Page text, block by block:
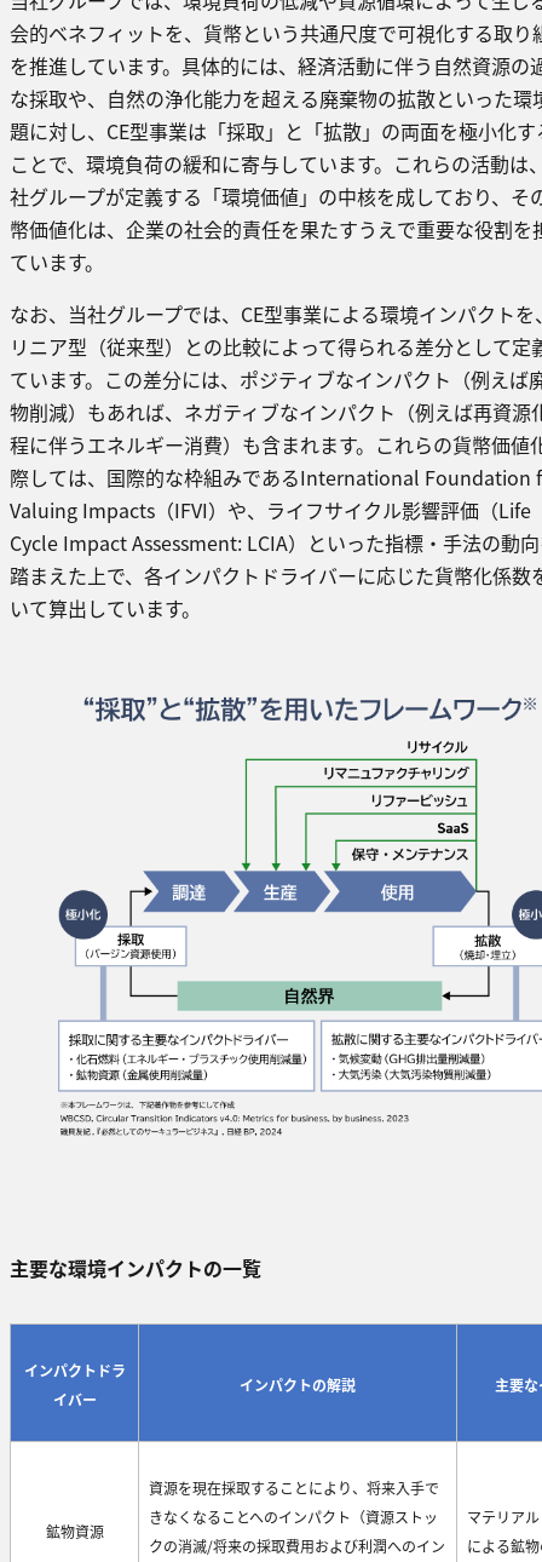
会的ベネフィットを、貨幣という共通尺度で可視化する取り
を推進しています。具体的には、経済活動に伴う自然資源の
な採取や、自然の浄化能力を超える廃棄物の拡散といった環
題に対し、CE型事業は「採取」と「拡散」の両面を極小化す
ことで、環境負荷の緩和に寄与しています。これらの活動は
社グループが定義する「環境価値」の中核を成しており、そ
幣価値化は、企業の社会的責任を果たすうえで重要な役割を
ています。
なお、当社グループでは、CE型事業による環境インパクトを
リニア型（従来型）との比較によって得られる差分として定
ています。この差分には、ポジティブなインパクト（例えば
物削減）もあれば、ネガティブなインパクト（例えば再資源
程に伴うエネルギー消費）も含まれます。これらの貨幣価値
際しては、国際的な枠組みであるInternational Foundation
Valuing Impacts（IFVI）や、ライフサイクル影響評価（Life
Cycle Impact Assessment: LCIA）といった指標・手法の動
踏まえた上で、各インパクトドライバーに応じた貨幣化係数
いて算出しています。
主要な環境インパクトの一覧
インパクトドラ
イバー
インパクトの解説 主要
鉱物資源
資源を現在採取することにより、将来入手で
きなくなることへのインパクト（資源ストッ
クの消滅/将来の採取費用および利潤へのイン
マテリア
による鉱